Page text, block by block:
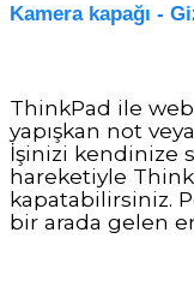
Kamera kapağı -
ThinkPad ile
yapışkan not
İşinizi kendinize
hareketiyle
kapatabilirsiniz.
bir arada gelen